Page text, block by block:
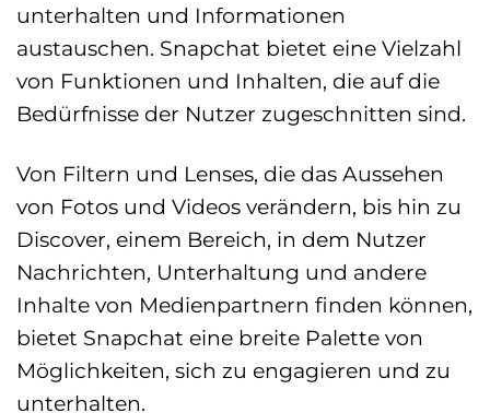
unterhalten und Informationen
austauschen. Snapchat bietet eine Vielzahl
von Funktionen und Inhalten, die auf die
Bedürfnisse der Nutzer zugeschnitten sind.
Von Filtern und Lenses, die das Aussehen
von Fotos und Videos verändern, bis hin zu
Discover, einem Bereich, in dem Nutzer
Nachrichten, Unterhaltung und andere
Inhalte von Medienpartnern finden können,
bietet Snapchat eine breite Palette von
Möglichkeiten, sich zu engagieren und zu
unterhalten.